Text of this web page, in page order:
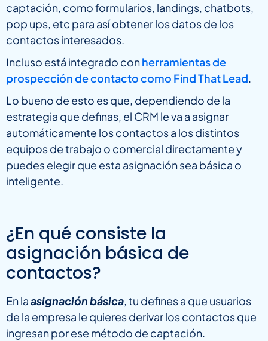
captación, como formularios, landings, chatbots,
pop ups, etc para así obtener los datos de los
contactos interesados.
Incluso está integrado conherramientas de
prospección de contacto como Find That Lead.
Lo bueno de esto es que, dependiendo de la
estrategia que definas, el CRM le va a asignar
automáticamente los contactos a los distintos
equipos de trabajo o comercial directamente y
puedes elegir que esta asignación sea básica o
inteligente.
¿En qué consiste la
asignación básica de
contactos?
En laasignación básica, tu defines a que usuarios
de la empresa le quieres derivar los contactos que
ingresan por ese método de captación.